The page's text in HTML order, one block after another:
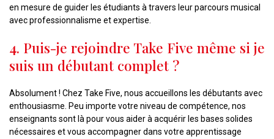
en mesure de guider les étudiants à travers leur parcours musical
avec professionnalisme et expertise.
4. Puis-je rejoindre Take Five même si je
suis un débutant complet ?
Absolument ! Chez Take Five, nous accueillons les débutants avec
enthousiasme. Peu importe votre niveau de compétence, nos
enseignants sont là pour vous aider à acquérir les bases solides
nécessaires et vous accompagner dans votre apprentissage